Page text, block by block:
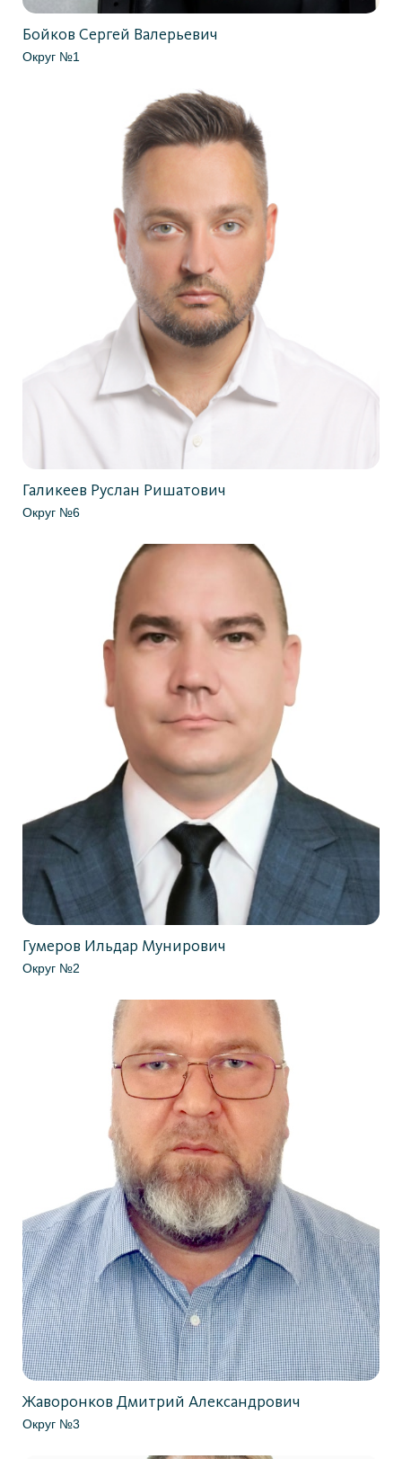
Бойков Сергей Валерьевич
Округ №1
Галикеев Руслан Ришатович
Округ №6
Гумеров Ильдар Мунирович
Округ №2
Жаворонков Дмитрий Александрович
Округ №3